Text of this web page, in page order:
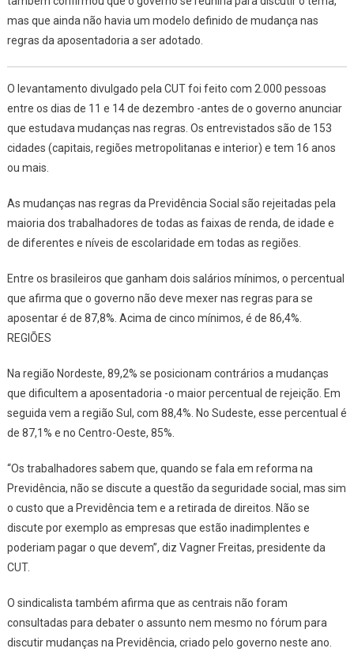
mas que ainda não havia um modelo definido de mudança nas
regras da aposentadoria a ser adotado.
O levantamento divulgado pela CUT foi feito com 2.000 pessoas
entre os dias de 11 e 14 de dezembro -antes de o governo anunciar
que estudava mudanças nas regras. Os entrevistados são de 153
cidades (capitais, regiões metropolitanas e interior) e tem 16 anos
ou mais.
As mudanças nas regras da Previdência Social são rejeitadas pela
maioria dos trabalhadores de todas as faixas de renda, de idade e
de diferentes e níveis de escolaridade em todas as regiões.
Entre os brasileiros que ganham dois salários mínimos, o percentual
que afirma que o governo não deve mexer nas regras para se
aposentar é de 87,8%. Acima de cinco mínimos, é de 86,4%.
REGIÕES
Na região Nordeste, 89,2% se posicionam contrários a mudanças
que dificultem a aposentadoria -o maior percentual de rejeição. Em
seguida vem a região Sul, com 88,4%. No Sudeste, esse percentual é
de 87,1% e no Centro-Oeste, 85%.
“Os trabalhadores sabem que, quando se fala em reforma na
Previdência, não se discute a questão da seguridade social, mas sim
o custo que a Previdência tem e a retirada de direitos. Não se
discute por exemplo as empresas que estão inadimplentes e
poderiam pagar o que devem”, diz Vagner Freitas, presidente da
CUT.
O sindicalista também afirma que as centrais não foram
consultadas para debater o assunto nem mesmo no fórum para
discutir mudanças na Previdência, criado pelo governo neste ano.